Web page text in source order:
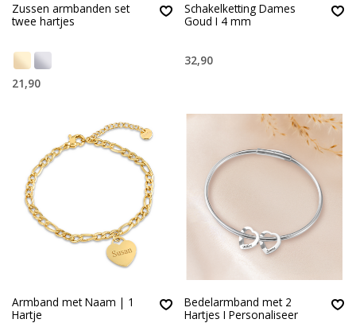
Zussen armbanden set
twee hartjes
21,90
Schakelketting Dames
Goud I 4 mm
32,90
Armband met Naam | 1
Hartje
Bedelarmband met 2
Hartjes I Personaliseer